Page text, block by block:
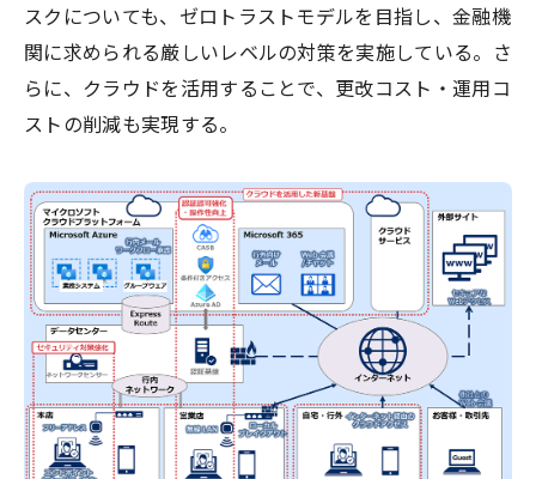
スクについても、ゼロトラストモデルを目指し、金融機
関に求められる厳しいレベルの対策を実施している。さ
らに、クラウドを活用することで、更改コスト・運用コ
ストの削減も実現する。